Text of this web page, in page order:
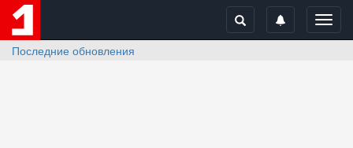
Последние обновления